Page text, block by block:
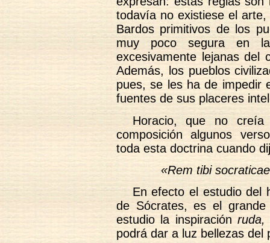
todavía no existiese el
Bardos primitivos de los
muy poco segura en
excesivamente lejanas del
Además, los pueblos
pues, se les ha de impedir
fuentes de sus placeres
Horacio, que no
composición algunos
toda esta doctrina cuando
«Rem tibi
En efecto el estudio del
de Sócrates, es el
estudio la inspiraciónruda,
podrá dar a luz bellezas del